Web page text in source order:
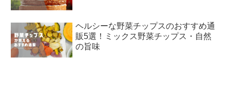
ヘルシーな野菜チップスのおすすめ通
販5選！ミックス野菜チップス・自然
の旨味